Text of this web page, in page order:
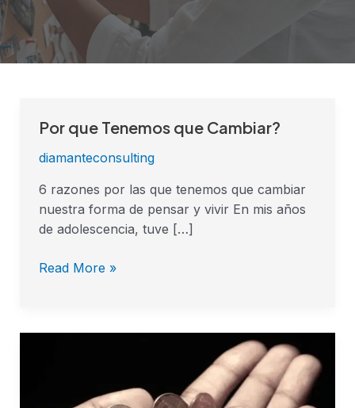
Por que Tenemos que Cambiar?
diamanteconsulting
6 razones por las que tenemos que cambiar
nuestra forma de pensar y vivir En mis años
de adolescencia, tuve […]
Por
Tenemos
que
Cambiar?
Read More »